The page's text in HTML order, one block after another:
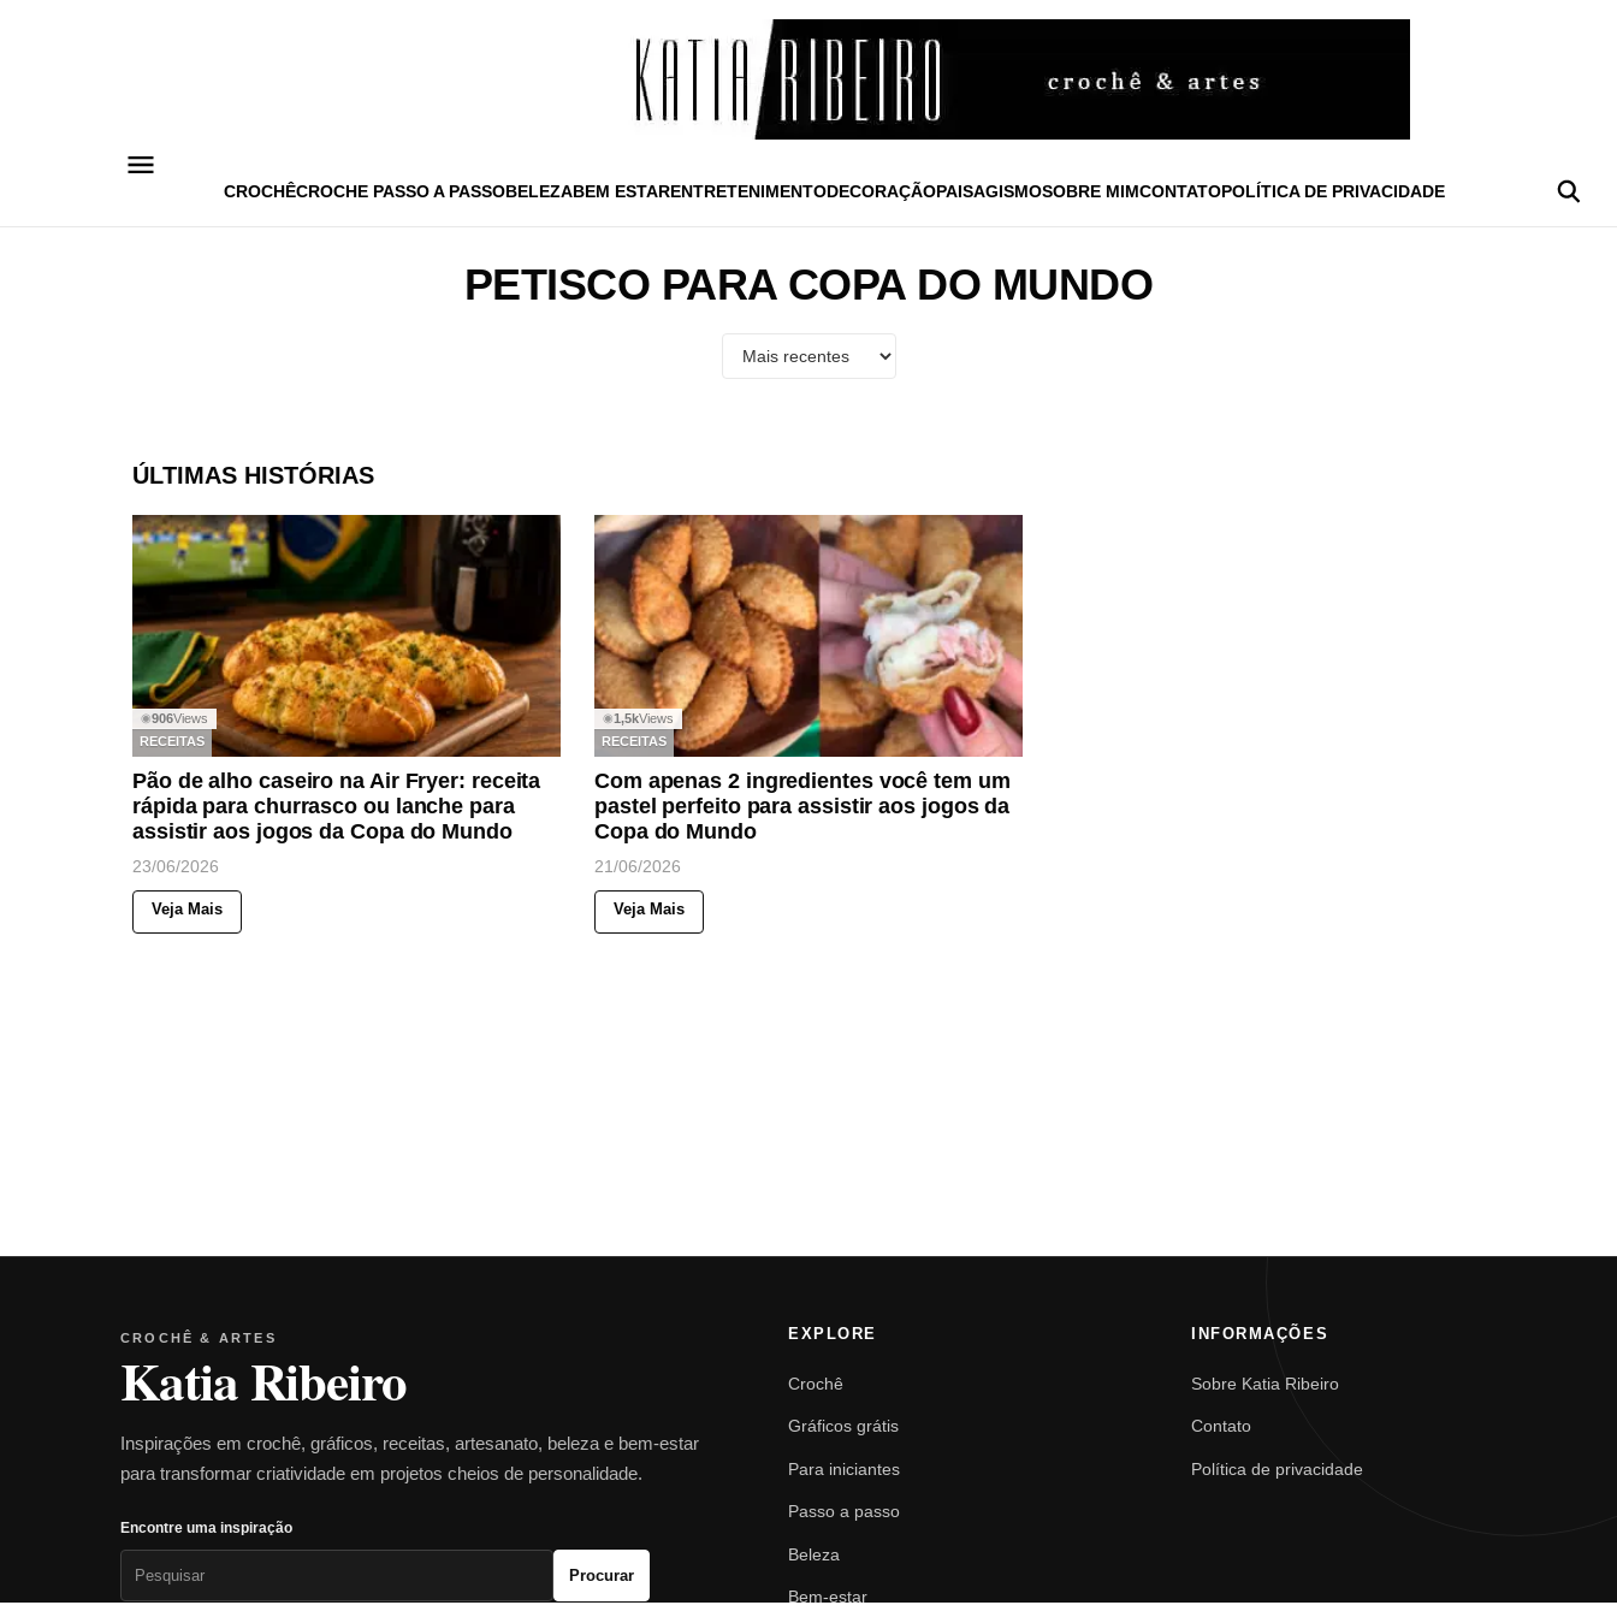
CROCHÊCROCHE PASSO A PASSOBELEZABEM ESTARENTRETENIMENTODECORAÇÃOPAISAGISMOSOBRE MIMCONTATOPOLÍTICA DE PRIVACIDADE
PETISCO PARA COPA DO MUNDO
ÚLTIMAS HISTÓRIAS
◉906Views
RECEITAS
Pão de alho caseiro na Air Fryer: receita
rápida para churrasco ou lanche para
assistir aos jogos da Copa do Mundo
23/06/2026
Veja Mais
◉1,5kViews
RECEITAS
Com apenas 2 ingredientes você tem um
pastel perfeito para assistir aos jogos da
Copa do Mundo
21/06/2026
Veja Mais
CROCHÊ & ARTES
Katia Ribeiro
Inspirações em crochê, gráficos, receitas, artesanato, beleza e bem-estar
para transformar criatividade em projetos cheios de personalidade.
Encontre uma inspiração
Procurar
EXPLORE
Crochê
Gráficos grátis
Para iniciantes
Passo a passo
Beleza
Bem-estar
INFORMAÇÕES
Sobre Katia Ribeiro
Contato
Política de privacidade